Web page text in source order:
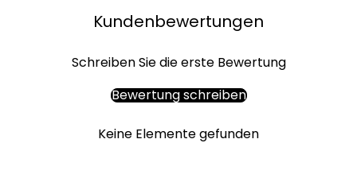
Kundenbewertungen
Schreiben Sie die erste Bewertung
Bewertung schreiben
Keine Elemente gefunden